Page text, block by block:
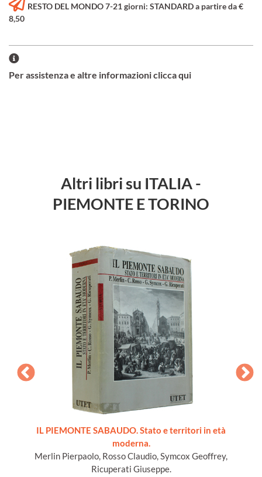
RESTO DEL MONDO 7-21 giorni: STANDARD a partire da €
8,50
Per assistenza e altre informazioni clicca qui
Altri libri su ITALIA -
PIEMONTE E TORINO
IL PIEMONTE SABAUDO. Stato e territori in età
moderna.
Merlin Pierpaolo, Rosso Claudio, Symcox Geoffrey,
Ricuperati Giuseppe.